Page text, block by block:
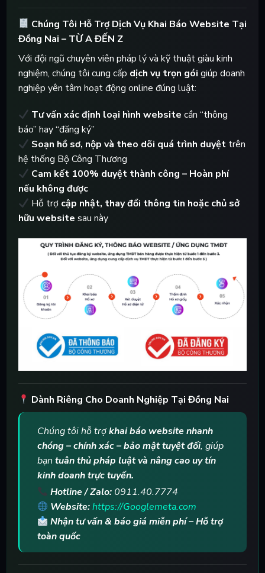
Chúng Tôi Hỗ Trợ Dịch Vụ Khai Báo Website Tại
Đồng Nai – TỪ A ĐẾN Z
Với đội ngũ chuyên viên pháp lý và kỹ thuật giàu kinh
nghiệm, chúng tôi cung cấp dịch vụ trọn gói giúp doanh
nghiệp yên tâm hoạt động online đúng luật:
Tư vấn xác định loại hình website cần “thông
báo” hay “đăng ký”
Soạn hồ sơ, nộp và theo dõi quá trình duyệt trên
hệ thống Bộ Công Thương
Cam kết 100% duyệt thành công – Hoàn phí
nếu không được
Hỗ trợ cập nhật, thay đổi thông tin hoặc chủ sở
hữu website sau này
Dành Riêng Cho Doanh Nghiệp Tại Đồng Nai
Chúng tôi hỗ trợkhai báo website nhanh
chóng – chính xác – bảo mật tuyệt đối, giúp
bạn tuân thủ pháp luật và nâng cao uy tín
kinh doanh trực tuyến.
Hotline / Zalo: 0911.40.7774
Website:https://Googlemeta.com
Nhận tư vấn & báo giá miễn phí – Hỗ trợ
toàn quốc